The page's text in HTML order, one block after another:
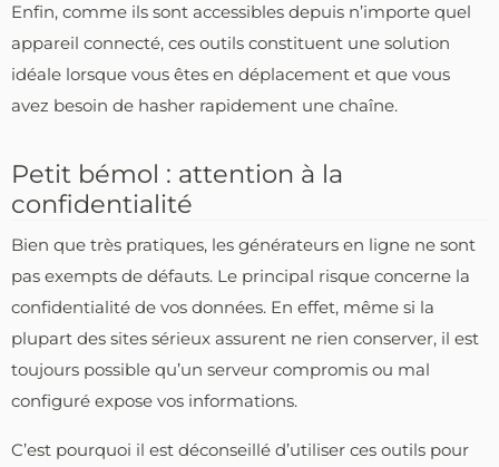
Enfin, comme ils sont accessibles depuis n’importe quel
appareil connecté, ces outils constituent une solution
idéale lorsque vous êtes en déplacement et que vous
avez besoin de hasher rapidement une chaîne.
Petit bémol : attention à la
confidentialité
Bien que très pratiques, les générateurs en ligne ne sont
pas exempts de défauts. Le principal risque concerne la
confidentialité de vos données. En effet, même si la
plupart des sites sérieux assurent ne rien conserver, il est
toujours possible qu’un serveur compromis ou mal
configuré expose vos informations.
C’est pourquoi il est déconseillé d’utiliser ces outils pour